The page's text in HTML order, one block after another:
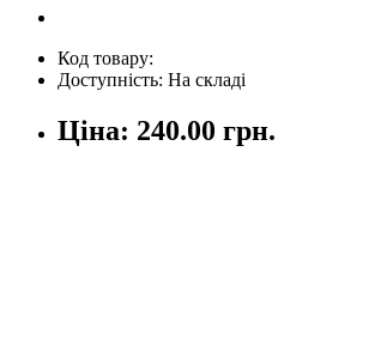
Код товару:
Доступність: На складі
Ціна: 240.00 грн.